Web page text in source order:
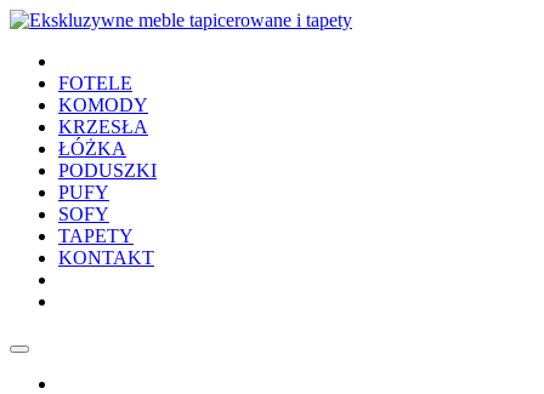
FOTELE
KOMODY
KRZESŁA
ŁÓŻKA
PODUSZKI
PUFY
SOFY
TAPETY
KONTAKT